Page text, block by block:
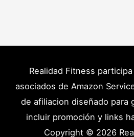
Realidad Fitness
asociados de Amazon
de afiliacion diseñado para
incluir promoción y links
Copyright © 2026